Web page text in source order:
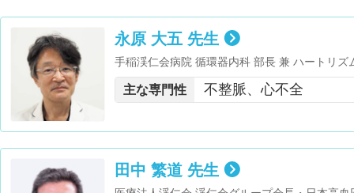
永原 大五 先生
手稲渓仁会病院 循環器内科 部長 兼 ハートリ
主な専門性 不整脈、心不全
田中 繁道 先生